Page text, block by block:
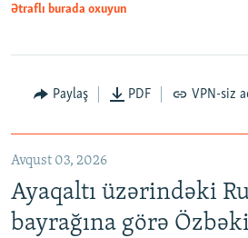
Ətraflı burada oxuyun
Paylaş PDF VPN-siz
Avqust 03, 2026
Ayaqaltı üzərindəki
bayrağına görə